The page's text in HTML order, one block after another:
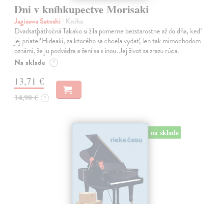
Dni v kníhkupectve Morisaki
Jagisawa Satoshi | Kniha
Dvadsaťpäťročná Takako si žila pomerne bezstarostne až do dňa, keď
jej priateľ Hideaki, za ktorého sa chcela vydať, len tak mimochodom
oznámi, že ju podvádza a žení sa s inou. Jej život sa zrazu rúca.
Na sklade ?
13,71 €
14,90 € ?
na sklade